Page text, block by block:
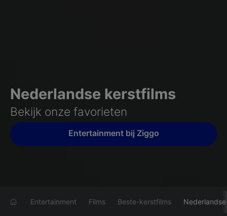
Nederlandse kerstfilms
Bekijk onze favorieten
Entertainment bij Ziggo
Entertainment Films Beste-kerstfilms